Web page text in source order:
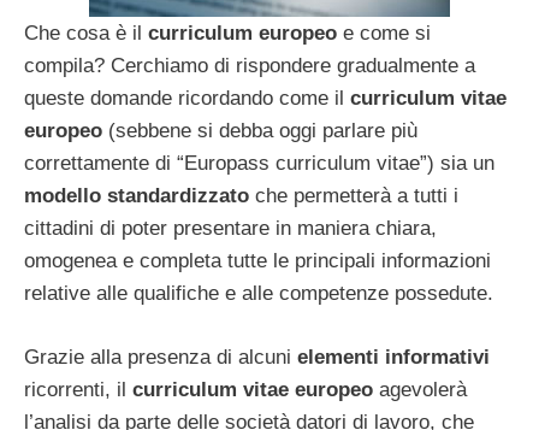
Che cosa è il curriculum europeo e come si
compila? Cerchiamo di rispondere gradualmente a
queste domande ricordando come il curriculum vitae
europeo (sebbene si debba oggi parlare più
correttamente di “Europass curriculum vitae”) sia un
modello standardizzato che permetterà a tutti i
cittadini di poter presentare in maniera chiara,
omogenea e completa tutte le principali informazioni
relative alle qualifiche e alle competenze possedute.
Grazie alla presenza di alcuni elementi informativi
ricorrenti, il curriculum vitae europeo agevolerà
l’analisi da parte delle società datori di lavoro, che